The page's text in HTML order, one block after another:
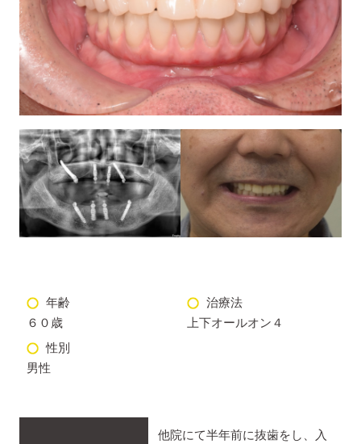
年齢
６０歳
性別
男性
治療法
上下オールオン４
他院にて半年前に抜歯をし、入